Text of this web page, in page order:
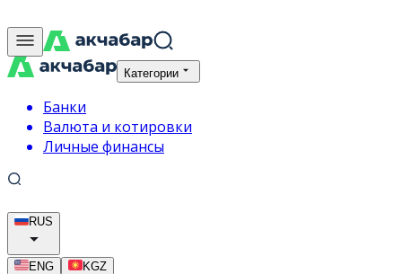
Категории
Банки
Валюта и котировки
Личные финансы
RUS
ENG
KGZ